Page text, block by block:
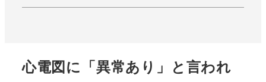
心電図に「異常あり」と言われ